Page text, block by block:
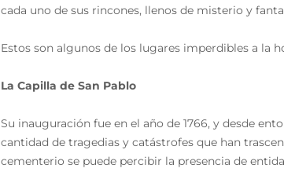
cada uno de sus rincones, llenos de misterio y
Estos son algunos de los lugares imperdibles a la
La Capilla de San Pablo
Su inauguración fue en el año de 1766, y desde
cantidad de tragedias y catástrofes que han
cementerio se puede percibir la presencia de